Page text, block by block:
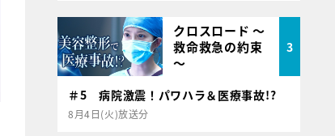
クロスロード ～
救命救急の約束
～
3
＃5 病院激震！パワハラ＆医療事故!?
8月4日(火)放送分